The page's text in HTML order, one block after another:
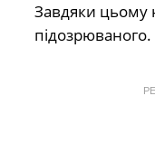
Завдяки цьому
підозрюваного.